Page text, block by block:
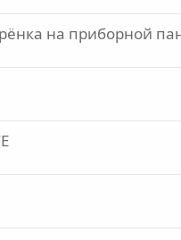
на приборной